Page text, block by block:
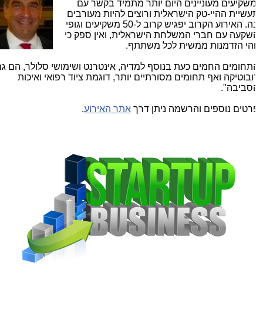
מעוניינים היום יותר מתמיד בקשר עם
ההיי-טק הישראלית ורוצים להיות מעורבים
בה. האירוע הקרוב יפגיש קרוב ל-50 משקיעים וגופי
עם חברי המשלחת הישראלית, ואין ספק כי
הזדמנות ממשית לכל משתתף.
החמים כעת בנוסף למדיה, אינטרנט ושימושי סלולר, הם גם
ואף תחומים מסורתיים יותר, דוגמת ציוד רפואי ואיכות
נוספים והרשמה ניתן דרךאתר האירוע.